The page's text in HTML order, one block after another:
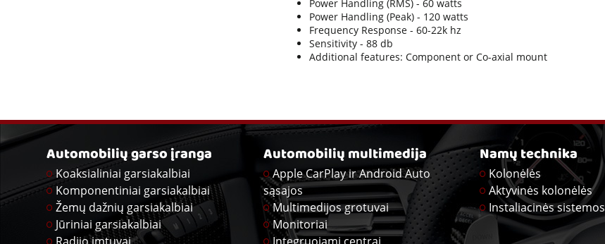
Power Handling (RMS) - 60 watts
Power Handling (Peak) - 120 watts
Frequency Response - 60-22k hz
Sensitivity - 88 db
Additional features: Component or Co-axial mount
Automobilių garso įranga
Koaksialiniai garsiakalbiai
Komponentiniai garsiakalbiai
Žemų dažnių garsiakalbiai
Jūriniai garsiakalbiai
Automobilių multimedija
Apple CarPlay ir Android Auto
sąsajos
Multimedijos grotuvai
Monitoriai
Namų technika
Kolonėlės
Aktyvinės kolonėlės
Instaliacinės sistemos